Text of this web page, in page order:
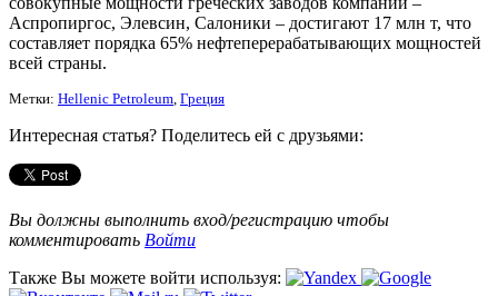
Аспропиргос, Элевсин, Салоники – достигают 17 млн т, что
составляет порядка 65% нефтеперерабатывающих мощностей
всей страны.
Метки: Hellenic Petroleum, Греция
Интересная статья? Поделитесь ей с друзьями:
Вы должны выполнить вход/регистрацию чтобы
комментировать Войти
Также Вы можете войти используя: